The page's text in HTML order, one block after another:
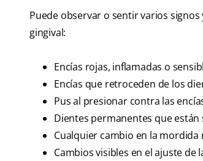
Puede observar o sentir varios
gingival:
Encías rojas, inflamadas o
Encías que retroceden de los
Pus al presionar contra las
Dientes permanentes que
Cualquier cambio en la mordida
Cambios visibles en el ajuste